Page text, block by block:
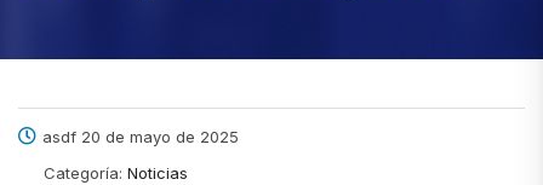
asdf 20 de mayo de 2025
Categoría: Noticias